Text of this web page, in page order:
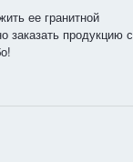
ее гранитной
заказать продукцию с